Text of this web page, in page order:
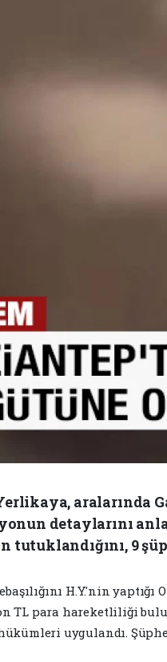
aralarında
detaylarını
tutuklandığını, 9
H.Y.'nin
TL para hareketliliği
uygulandı.